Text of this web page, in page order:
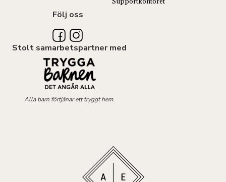
Följ oss
Stolt samarbetspartner med
Alla barn förtjänar ett tryggt hem.